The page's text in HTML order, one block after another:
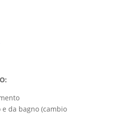
da bagno (cambio